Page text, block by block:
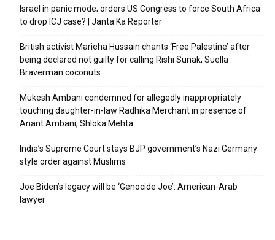
Israel in panic mode; orders US Congress to force South Africa
to drop ICJ case? | Janta Ka Reporter
British activist Marieha Hussain chants ‘Free Palestine’ after
being declared not guilty for calling Rishi Sunak, Suella
Braverman coconuts
Mukesh Ambani condemned for allegedly inappropriately
touching daughter-in-law Radhika Merchant in presence of
Anant Ambani, Shloka Mehta
India’s Supreme Court stays BJP government’s Nazi Germany
style order against Muslims
Joe Biden’s legacy will be ‘Genocide Joe’: American-Arab
lawyer